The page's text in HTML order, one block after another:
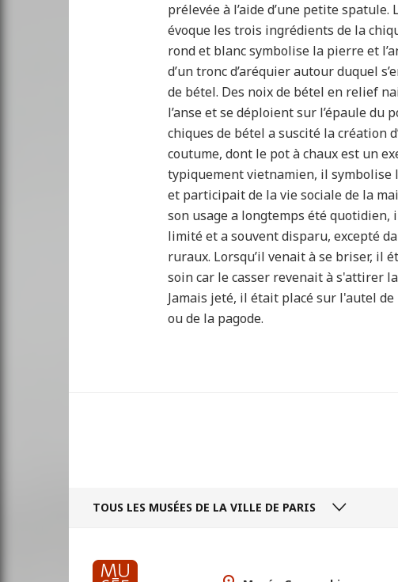
prélevée à l’aide d’une petite spatule.
évoque les trois ingrédients de la
rond et blanc symbolise la pierre et
d’un tronc d’aréquier autour duquel
de bétel. Des noix de bétel en relief
l’anse et se déploient sur l’épaule du
chiques de bétel a suscité la création
coutume, dont le pot à chaux est un
typiquement vietnamien, il
et participait de la vie sociale de la
son usage a longtemps été quotidien,
limité et a souvent disparu, excepté
ruraux. Lorsqu’il venait à se briser, il
soin car le casser revenait à s'attirer
Jamais jeté, il était placé sur l'autel
ou de la pagode.
TOUS LES MUSÉES DE LA VILLE DE PARIS